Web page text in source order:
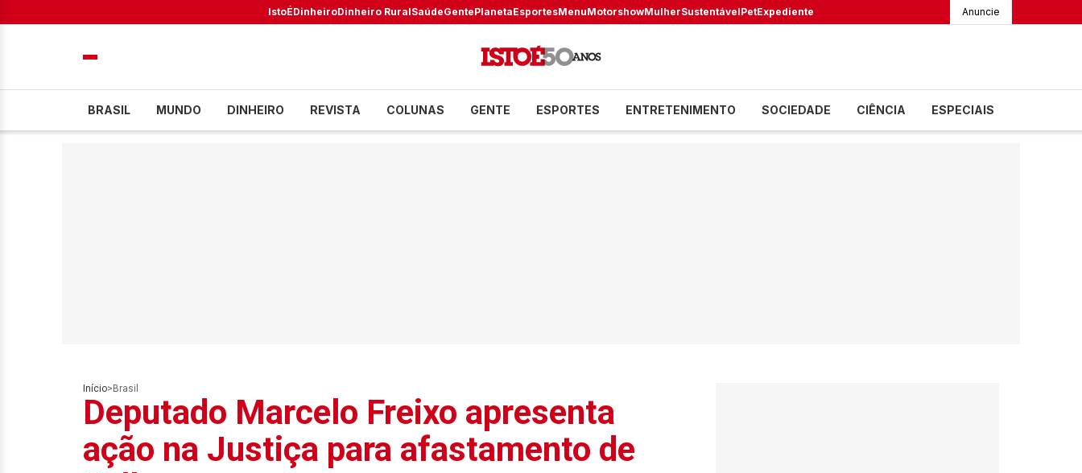
IstoÉDinheiroDinheiro RuralSaúdeGentePlanetaEsportesMenuMotorshowMulherSustentávelPetExpediente Anuncie
BRASIL MUNDO DINHEIRO REVISTA COLUNAS GENTE ESPORTES ENTRETENIMENTO SOCIEDADE CIÊNCIA ESPECIAIS
Início> Brasil
Deputado Marcelo Freixo apresenta
ação na Justiça para afastamento de